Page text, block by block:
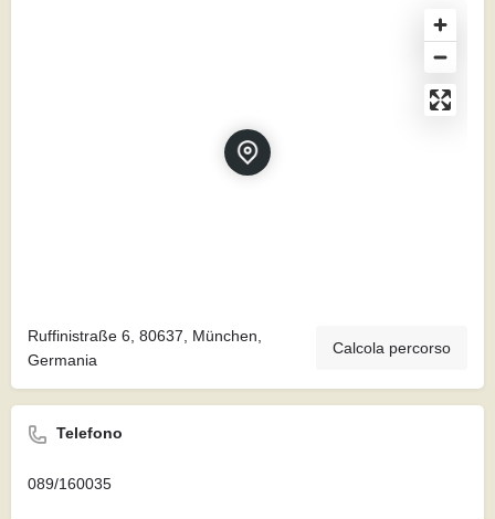
Ruffinistraße 6, 80637, München,
Germania
Calcola percorso
Telefono
089/160035